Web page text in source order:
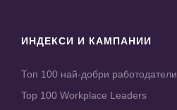
ИНДЕКСИ И КАМПАНИИ
Топ 100 най-добри работодатели
Top 100 Workplace Leaders